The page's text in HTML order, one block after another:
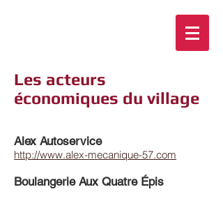
Les acteurs
économiques du village
Alex Autoservice
http://www.alex-mecanique-57.com
Boulangerie Aux Quatre Épis